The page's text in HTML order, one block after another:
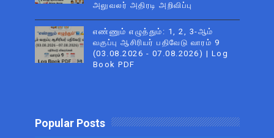
அலுவலர் அதிரடி அறிவிப்பு
எண்ணும் எழுத்தும்: 1, 2, 3-ஆம்
வகுப்பு ஆசிரியர் பதிவேடு வாரம் 9
(03.08.2026 - 07.08.2026) | Log
Book PDF
Popular Posts